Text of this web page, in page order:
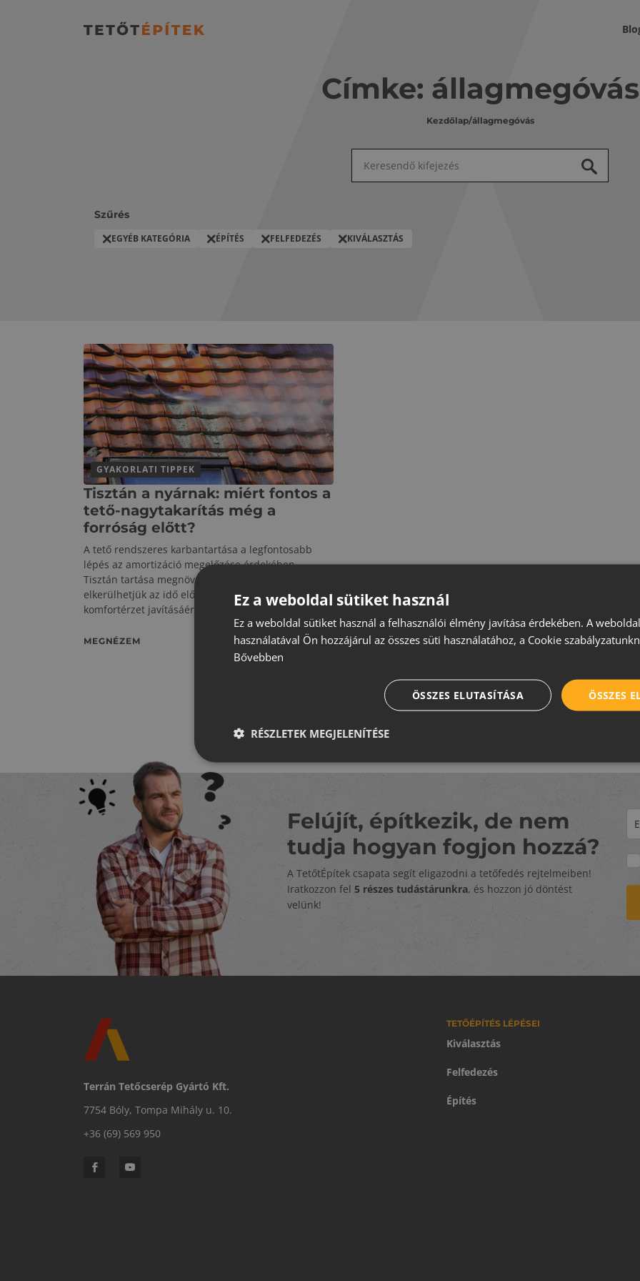
Címke: állagmegóvás
Kezdőlap/állagmegóvás
Szűrés
EGYÉB KATEGÓRIA ÉPÍTÉS FELFEDEZÉS KIVÁLASZTÁS
GYAKORLATI TIPPEK
Tisztán a nyárnak: miért fontos a
tető-nagytakarítás még a
forróság előtt?
A tető rendszeres karbantartása a legfontosabb
lépés az amortizáció megelőzése érdekében.
Tisztán tartása megnöveli az élettartamot, így
elkerülhetjük az idő előtti korszerűsítést, sőt, a nyári
komfortérzet javításáért is sokat tehetünk.
MEGNÉZEM
Felújít, építkezik, de nem
tudja hogyan fogjon hozzá?
A TetőtÉpítek csapata segít eligazodni a tetőfedés rejtelmeiben!
Iratkozzon fel 5 részes tudástárunkra, és hozzon jó döntést
velünk!
Terrán Tetőcserép Gyártó Kft.
7754 Bóly, Tompa Mihály u. 10.
+36 (69) 569 950
TETŐÉPÍTÉS LÉPÉSEI
Kiválasztás
Felfedezés
Építés
Ez a weboldal sütiket használ
Ez a weboldal sütiket használ a felhasználói élmény javítása érdekében. A
használatával Ön hozzájárul az összes süti használatához, a Cookie
Bővebben
ÖSSZES
ÖSSZES ELUTASÍTÁSA
RÉSZLETEK MEGJELENÍTÉSE